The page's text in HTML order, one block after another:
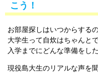
こう！
お部屋探しはいつからする
大学生って自炊はちゃんと
入学までにどんな準備をし
現役島大生のリアルな声を